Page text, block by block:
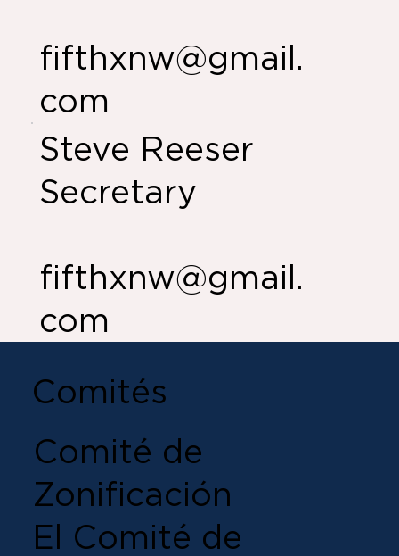
Comités
Comité de
Zonificación
El Comité de
fifthxnw@gmail.
com
Steve Reeser
Secretary
fifthxnw@gmail.
com